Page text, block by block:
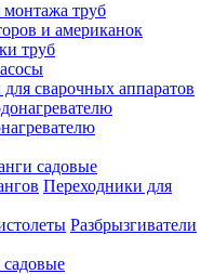
труб
и американок
труб
сварочных аппаратов
садовые
Переходники для
Разбрызгиватели